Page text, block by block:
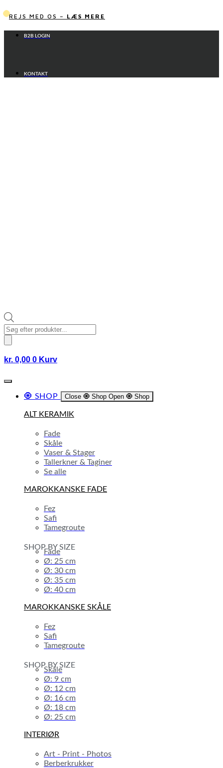
tilREJS MED OS – LÆS MERE
B2B LOGIN
KONTAKT
Products
search
kr. 0,00 0 Kurv
🧿 SHOP Close 🧿 Shop Open 🧿 Shop
ALT KERAMIK
Fade
Skåle
Vaser & Stager
Tallerkner & Taginer
Se alle
MAROKKANSKE FADE
Fez
Safi
Tamegroute
SHOP BY SIZE
Fade
Ø: 25 cm
Ø: 30 cm
Ø: 35 cm
Ø: 40 cm
MAROKKANSKE SKÅLE
Fez
Safi
Tamegroute
SHOP BY SIZE
Skåle
Ø: 9 cm
Ø: 12 cm
Ø: 16 cm
Ø: 18 cm
Ø: 25 cm
INTERIØR
Art - Print - Photos
Berberkrukker